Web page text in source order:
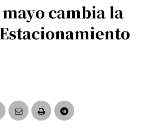
mayo cambia la